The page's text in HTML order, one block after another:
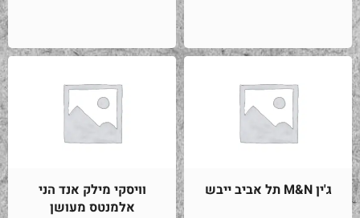
ג'ין M&N תל אביב ייבש
וויסקי מילק אנד הני
אלמנטס מעושן